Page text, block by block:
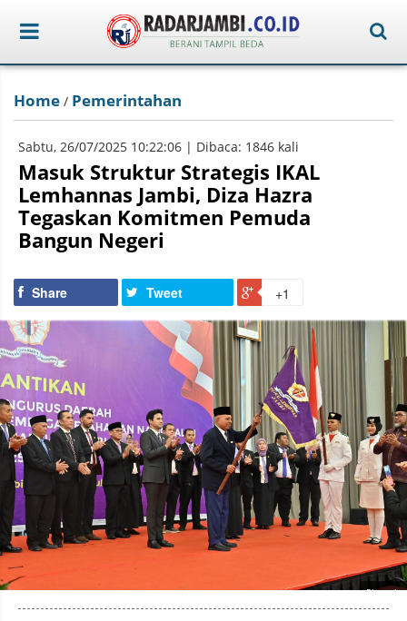
Home / Pemerintahan
Sabtu, 26/07/2025 10:22:06 | Dibaca: 1846 kali
Masuk Struktur Strategis IKAL
Lemhannas Jambi, Diza Hazra
Tegaskan Komitmen Pemuda
Bangun Negeri
Share Tweet +1
Photo by